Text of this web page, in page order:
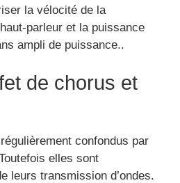
la vélocité de la
parleur et la puissance
ampli de puissance..
de chorus et
confondus par
elles sont
leurs transmission d’ondes.